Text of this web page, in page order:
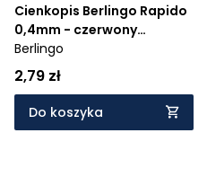
Cienkopis Berlingo Rapido
0,4mm - czerwony
(0000445)
Berlingo
2,79 zł
Do koszyka